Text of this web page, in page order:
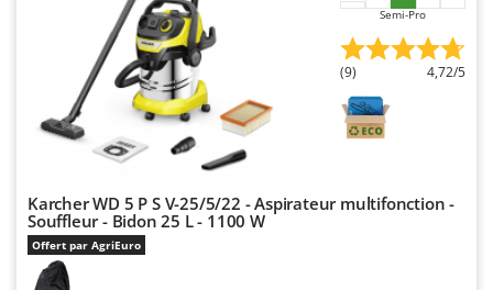
Mastercook
Masterpro
McCulloch
MCH
Mille
Minox
Mockmill
Semi-Pro
(9) 4,72/5
Karcher WD 5 P S V-25/5/22 - Aspirateur multifonction -
Souffleur - Bidon 25 L - 1100 W
Offert par AgriEuro